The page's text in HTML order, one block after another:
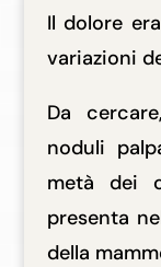
Il dolore
variazioni
Da
noduli
metà dei
presenta
della